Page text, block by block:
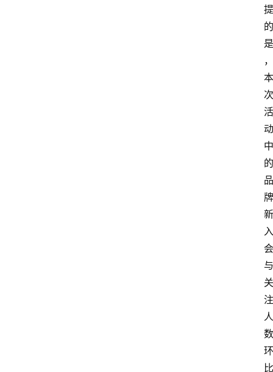
提
的
是
，
本
次
活
动
中
的
品
牌
新
入
会
与
关
注
人
数
环
比